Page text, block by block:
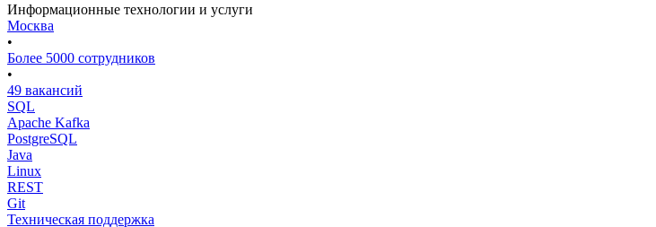
Информационные технологии и услуги
Москва
•
Более 5000 сотрудников
•
49 вакансий
SQL
Apache Kafka
PostgreSQL
Java
Linux
REST
Git
Техническая поддержка